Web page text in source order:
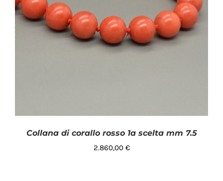
Collana di corallo rosso 1a scelta mm 7.5
2.860,00 €